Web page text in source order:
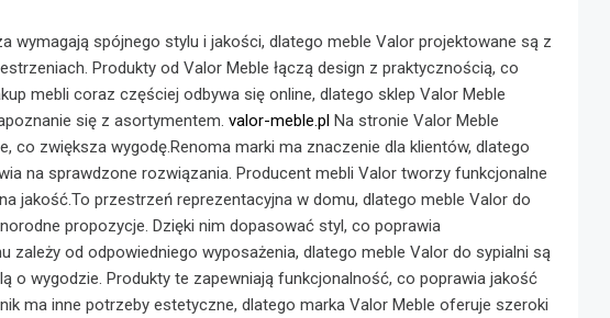
wymagają spójnego stylu i jakości, dlatego meble Valor projektowane są z
Produkty od Valor Meble łączą design z praktycznością, co
mebli coraz częściej odbywa się online, dlatego sklep Valor Meble
się z asortymentem. valor-meble.pl Na stronie Valor Meble
co zwiększa wygodę.Renoma marki ma znaczenie dla klientów, dlatego
na sprawdzone rozwiązania. Producent mebli Valor tworzy funkcjonalne
jakość.To przestrzeń reprezentacyjna w domu, dlatego meble Valor do
propozycje. Dzięki nim dopasować styl, co poprawia
zależy od odpowiedniego wyposażenia, dlatego meble Valor do sypialni są
o wygodzie. Produkty te zapewniają funkcjonalność, co poprawia jakość
ma inne potrzeby estetyczne, dlatego marka Valor Meble oferuje szeroki